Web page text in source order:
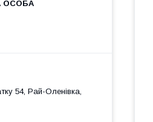
54, Рай-Оленівка,